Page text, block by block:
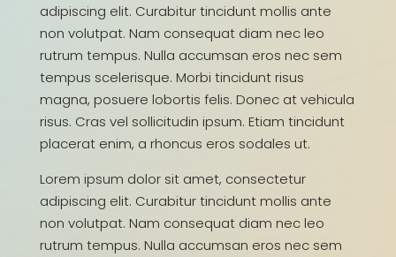
adipiscing elit. Curabitur tincidunt mollis ante
non volutpat. Nam consequat diam nec leo
rutrum tempus. Nulla accumsan eros nec sem
tempus scelerisque. Morbi tincidunt risus
magna, posuere lobortis felis. Donec at vehicula
risus. Cras vel sollicitudin ipsum. Etiam tincidunt
placerat enim, a rhoncus eros sodales ut.
Lorem ipsum dolor sit amet, consectetur
adipiscing elit. Curabitur tincidunt mollis ante
non volutpat. Nam consequat diam nec leo
rutrum tempus. Nulla accumsan eros nec sem